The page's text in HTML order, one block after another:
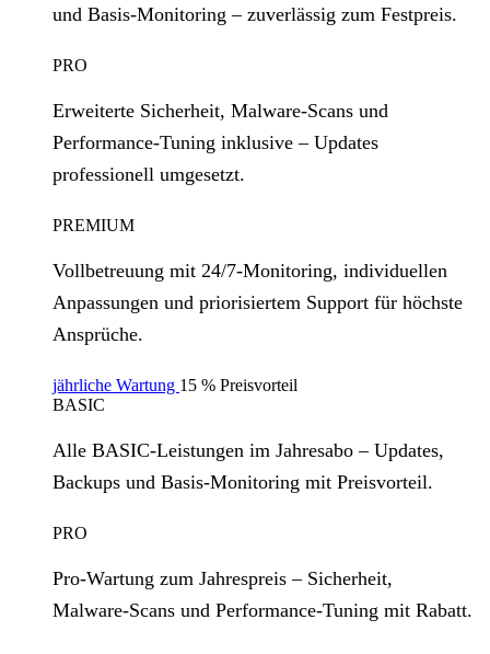
und Basis‑Monitoring – zuverlässig zum Festpreis.
PRO
Erweiterte Sicherheit, Malware‑Scans und
Performance‑Tuning inklusive – Updates
professionell umgesetzt.
PREMIUM
Vollbetreuung mit 24/7‑Monitoring, individuellen
Anpassungen und priorisiertem Support für höchste
Ansprüche.
jährliche Wartung 15 % Preisvorteil
BASIC
Alle BASIC‑Leistungen im Jahresabo – Updates,
Backups und Basis‑Monitoring mit Preisvorteil.
PRO
Pro‑Wartung zum Jahrespreis – Sicherheit,
Malware‑Scans und Performance‑Tuning mit Rabatt.